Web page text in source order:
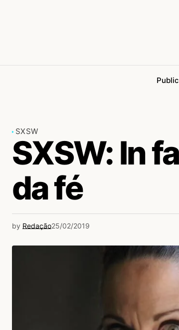
SXSW
SXSW: In
da fé
by Redação25/02/2019